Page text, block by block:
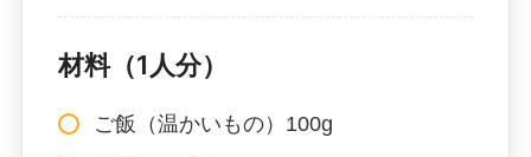
材料（1人分）
ご飯（温かいもの）100g